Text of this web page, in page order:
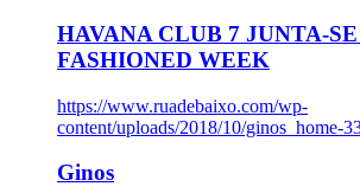
HAVANA CLUB 7 JUNTA-
FASHIONED WEEK
https://www.ruadebaixo.com/wp-
content/uploads/2018/10/ginos_home-
Ginos